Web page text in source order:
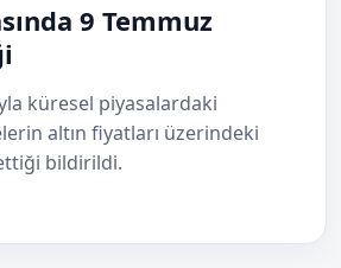
9 Temmuz
küresel piyasalardaki
altın fiyatları üzerindeki
bildirildi.